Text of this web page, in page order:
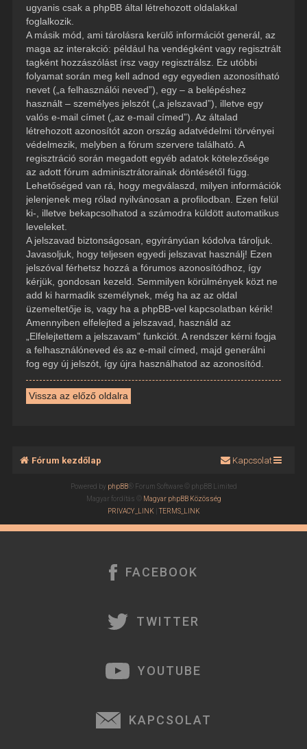
ugyanis csak a phpBB által létrehozott oldalakkal
foglalkozik.
A másik mód, ami tárolásra kerülő információt generál, az
maga az interakció: például ha vendégként vagy regisztrált
tagként hozzászólást írsz vagy regisztrálsz. Ez utóbbi
folyamat során meg kell adnod egy egyedien azonosítható
nevet („a felhasználói neved”), egy – a belépéshez
használt – személyes jelszót („a jelszavad”), illetve egy
valós e-mail címet („az e-mail címed”). Az általad
létrehozott azonosítót azon ország adatvédelmi törvényei
védelmezik, melyben a fórum szervere található. A
regisztráció során megadott egyéb adatok kötelezősége
az adott fórum adminisztrátorainak döntésétől függ.
Lehetőséged van rá, hogy megválaszd, milyen információk
jelenjenek meg rólad nyilvánosan a profilodban. Ezen felül
ki-, illetve bekapcsolhatod a számodra küldött automatikus
leveleket.
A jelszavad biztonságosan, egyirányúan kódolva tároljuk.
Javasoljuk, hogy teljesen egyedi jelszavat használj! Ezen
jelszóval férhetsz hozzá a fórumos azonosítódhoz, így
kérjük, gondosan kezeld. Semmilyen körülmények közt ne
add ki harmadik személynek, még ha az az oldal
üzemeltetője is, vagy ha a phpBB-vel kapcsolatban kérik!
Amennyiben elfelejted a jelszavad, használd az
„Elfelejtettem a jelszavam” funkciót. A rendszer kérni fogja
a felhasználóneved és az e-mail címed, majd generálni
fog egy új jelszót, így újra használhatod az azonosítód.
Vissza az előző oldalra
Fórum kezdőlap Kapcsolat
Powered by phpBB® Forum Software © phpBB Limited
Magyar fordítás © Magyar phpBB Közösség
PRIVACY_LINK |TERMS_LINK
FACEBOOK
TWITTER
YOUTUBE
KAPCSOLAT